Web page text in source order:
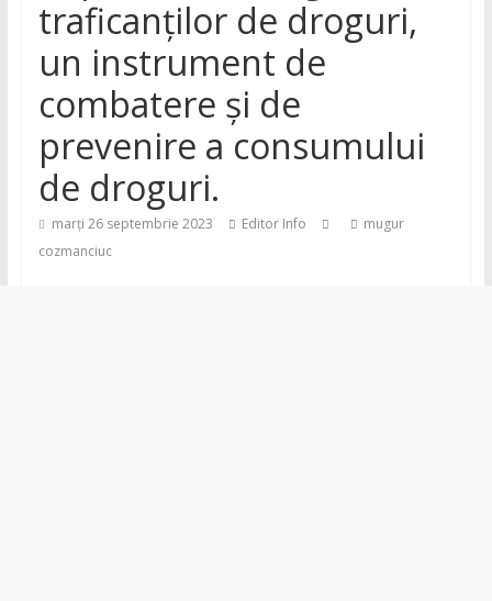
din
județul
Neamț
traficanților de droguri,
un instrument de
combatere și de
prevenire a consumului
de droguri.
marți 26 septembrie 2023 Editor Info
mugur
cozmanciuc